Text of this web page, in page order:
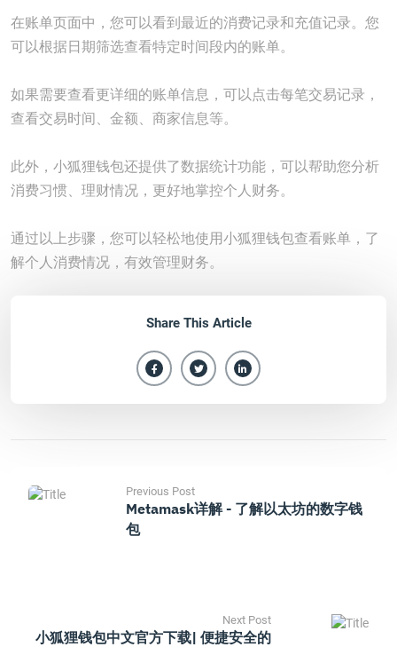
在账单页面中，您可以看到最近的消费记录和充值记录。您
可以根据日期筛选查看特定时间段内的账单。
如果需要查看更详细的账单信息，可以点击每笔交易记录，
查看交易时间、金额、商家信息等。
此外，小狐狸钱包还提供了数据统计功能，可以帮助您分析
消费习惯、理财情况，更好地掌控个人财务。
通过以上步骤，您可以轻松地使用小狐狸钱包查看账单，了
解个人消费情况，有效管理财务。
Share This Article
Previous Post
Metamask详解 - 了解以太坊的数字钱
包
Next Post
小狐狸钱包中文官方下载| 便捷安全的